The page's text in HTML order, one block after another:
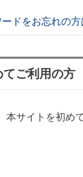
ドをお忘れの方
てご利用の方
本サイトを初め